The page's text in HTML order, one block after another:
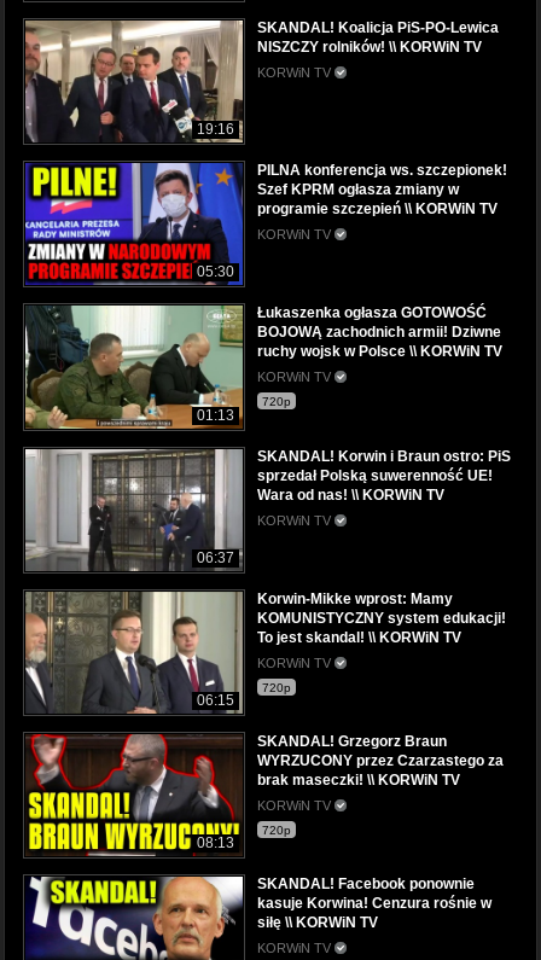
19:16
SKANDAL! Koalicja PiS-PO-Lewica
NISZCZY rolników! \\ KORWiN TV
KORWiN TV
05:30
PILNA konferencja ws. szczepionek!
Szef KPRM ogłasza zmiany w
programie szczepień \\ KORWiN TV
KORWiN TV
01:13
Łukaszenka ogłasza GOTOWOŚĆ
BOJOWĄ zachodnich armii! Dziwne
ruchy wojsk w Polsce \\ KORWiN TV
KORWiN TV
720p
06:37
SKANDAL! Korwin i Braun ostro: PiS
sprzedał Polską suwerenność UE!
Wara od nas! \\ KORWiN TV
KORWiN TV
06:15
Korwin-Mikke wprost: Mamy
KOMUNISTYCZNY system edukacji!
To jest skandal! \\ KORWiN TV
KORWiN TV
720p
08:13
SKANDAL! Grzegorz Braun
WYRZUCONY przez Czarzastego za
brak maseczki! \\ KORWiN TV
KORWiN TV
720p
SKANDAL! Facebook ponownie
kasuje Korwina! Cenzura rośnie w
siłę \\ KORWiN TV
KORWiN TV